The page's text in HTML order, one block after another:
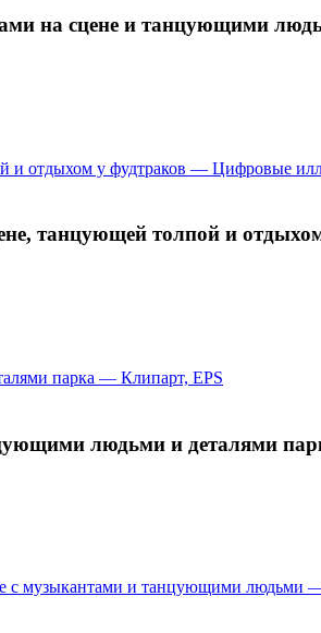
на сцене и танцующими
танцующей толпой и
людьми и деталями